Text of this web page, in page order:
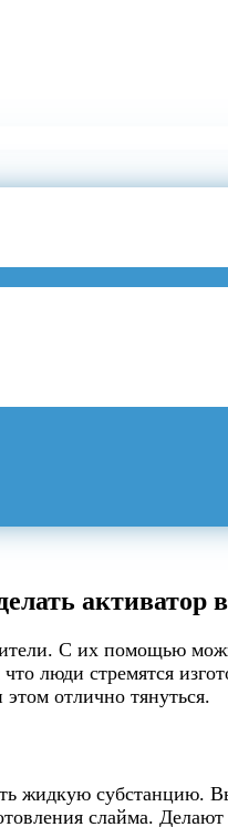
С их помощью
люди стремятся
отлично тянуться.
жидкую субстанцию.
слайма.